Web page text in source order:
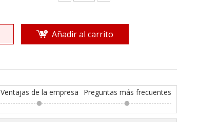
Añadir al carrito
Ventajas de la empresa Preguntas más frecuentes